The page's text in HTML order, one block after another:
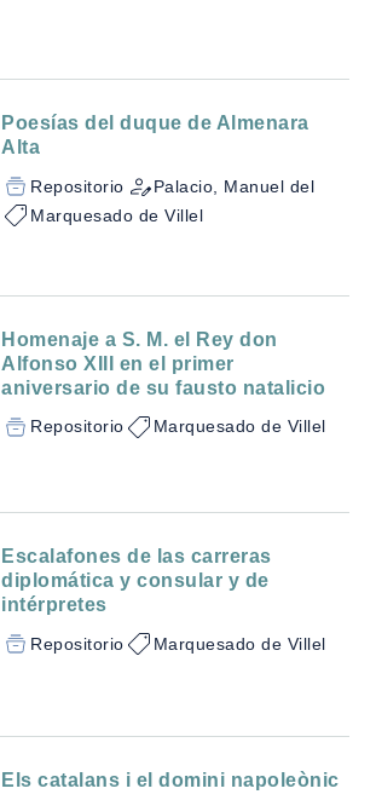
Poesías del duque de Almenara
Alta
Repositorio
Palacio, Manuel del
Marquesado de Villel
Homenaje a S. M. el Rey don
Alfonso XIII en el primer
aniversario de su fausto natalicio
Repositorio Marquesado de Villel
Escalafones de las carreras
diplomática y consular y de
intérpretes
Repositorio Marquesado de Villel
Els catalans i el domini napoleònic